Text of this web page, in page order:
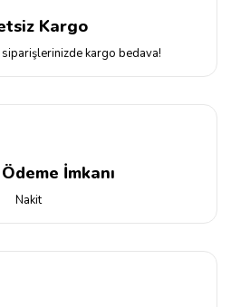
Kargo
kargo bedava!
İmkanı
Nakit